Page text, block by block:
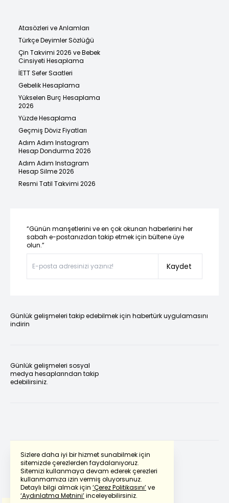
Sizlere daha iyi bir hizmet sunabilmek için
sitemizde çerezlerden faydalanıyoruz.
Sitemizi kullanmaya devam ederek çerezleri
kullanmamıza izin vermiş oluyorsunuz.
Detaylı bilgi almak için ‘Çerez Politikasını’ve
‘Aydınlatma Metnini’inceleyebilirsiniz.
Atasözleri ve Anlamları
Türkçe Deyimler Sözlüğü
Çin Takvimi 2026 ve Bebek
Cinsiyeti Hesaplama
İETT Sefer Saatleri
Gebelik Hesaplama
Yükselen Burç Hesaplama
2026
Yüzde Hesaplama
Geçmiş Döviz Fiyatları
Adım Adım Instagram
Hesap Dondurma 2026
Adım Adım Instagram
Hesap Silme 2026
Resmi Tatil Takvimi 2026
“Günün manşetlerini ve en çok okunan haberlerini her
sabah e-postanızdan takip etmek için bültene üye
olun.”
Kaydet
Günlük gelişmeleri takip edebilmek için habertürk uygulamasını
indirin
Günlük gelişmeleri sosyal
medya hesaplarından takip
edebilirsiniz.
Powered by Translate